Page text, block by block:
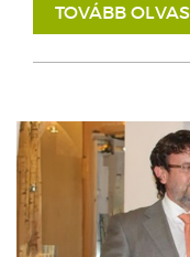
TOVÁBB